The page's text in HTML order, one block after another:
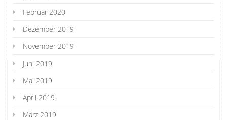
Februar 2020
Dezember 2019
November 2019
Juni 2019
Mai 2019
April 2019
März 2019